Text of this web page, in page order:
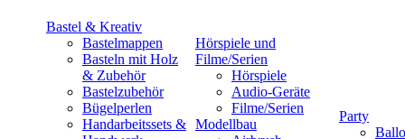
Bastel & Kreativ
Bastelmappen
Basteln mit Holz
& Zubehör
Bastelzubehör
Bügelperlen
Handarbeitssets &
Hörspiele und
Filme/Serien
Hörspiele
Audio-Geräte
Filme/Serien
Modellbau
Party